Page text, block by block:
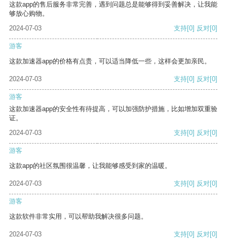
这款app的售后服务非常完善，遇到问题总是能够得到妥善解决，让我能
够放心购物。
2024-07-03
支持[0] 反对[0]
游客
这款加速器app的价格有点贵，可以适当降低一些，这样会更加亲民。
2024-07-03 支持[0] 反对[0]
游客
这款加速器app的安全性有待提高，可以加强防护措施，比如增加双重验
证。
2024-07-03
支持[0] 反对[0]
游客
这款app的社区氛围很温馨，让我能够感受到家的温暖。
2024-07-03 支持[0] 反对[0]
游客
这款软件非常实用，可以帮助我解决很多问题。
2024-07-03 支持[0] 反对[0]